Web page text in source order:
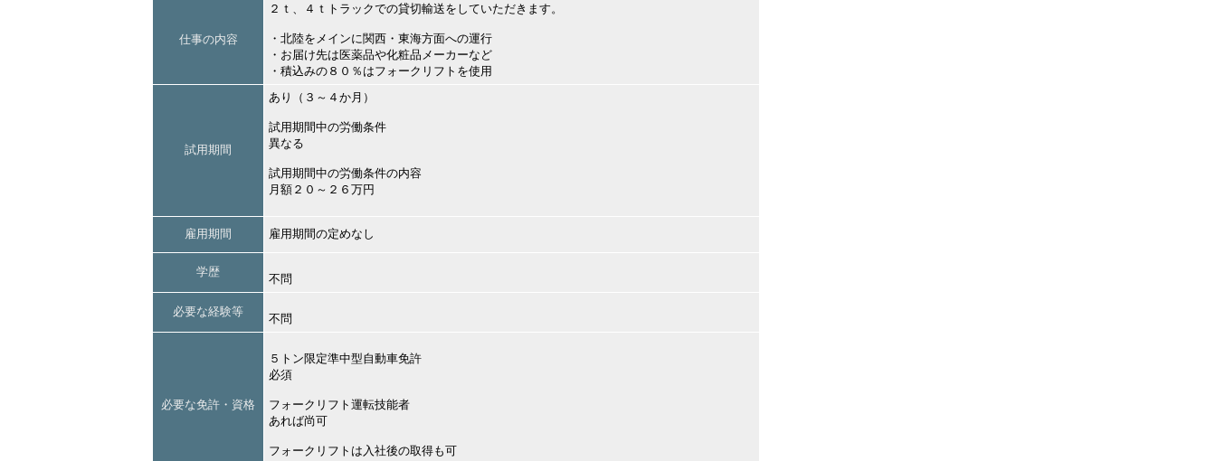
仕事の内容
２ｔ、４ｔトラックでの貸切輸送をしていただきます。
・北陸をメインに関西・東海方面への運行
・お届け先は医薬品や化粧品メーカーなど
・積込みの８０％はフォークリフトを使用
試用期間
あり（３～４か月）
試用期間中の労働条件
異なる
試用期間中の労働条件の内容
月額２０～２６万円
雇用期間 雇用期間の定めなし
学歴
不問
必要な経験等
不問
必要な免許・資格
５トン限定準中型自動車免許
必須
フォークリフト運転技能者
あれば尚可
フォークリフトは入社後の取得も可